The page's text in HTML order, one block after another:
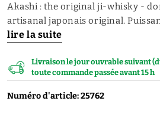
Akashi : the original ji-whisky -
artisanal japonais original.
lire la suite
Livraison le jour ouvrable suivant
toute commande passée avant 15 h
Numéro d'article: 25762